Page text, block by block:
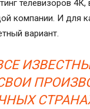
телевизоров 4К,
компании. И для
вариант.